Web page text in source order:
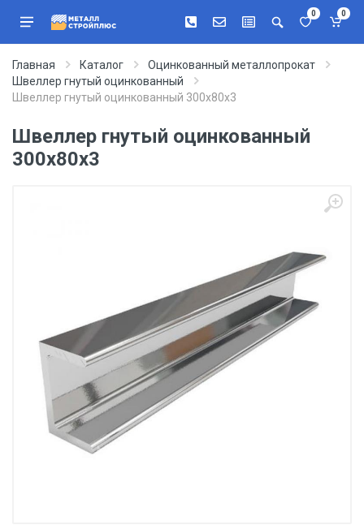
0 0
Главная Каталог
Оцинкованный металлопрокат
Швеллер гнутый оцинкованный
Швеллер гнутый оцинкованный 300х80х3
Швеллер гнутый оцинкованный
300х80х3